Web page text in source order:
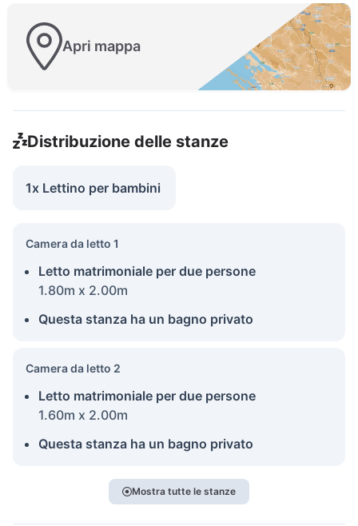
Apri mappa
Distribuzione delle stanze
1x Lettino per bambini
Camera da letto 1
Letto matrimoniale per due persone
1.80m x 2.00m
Questa stanza ha un bagno privato
Camera da letto 2
Letto matrimoniale per due persone
1.60m x 2.00m
Questa stanza ha un bagno privato
Mostra tutte le stanze